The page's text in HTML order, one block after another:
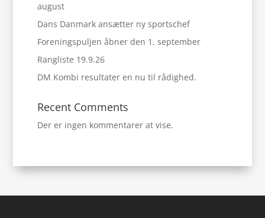
august
Dans Danmark ansætter ny sportschef
Foreningspuljen åbner den 1. september
Rangliste 19.9.26
DM Kombi resultater en nu til rådighed.
Recent Comments
Der er ingen kommentarer at vise.